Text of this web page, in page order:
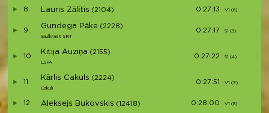
8. Lauris Zālītis (2104) 0:27:13 V1 (6)
9.
Gundega Pāķe (2228)
Saulkrasti SRT
0:27:17 S1 (3)
10.
Kitija Auziņa (2155)
LSPA
0:27:22 S1 (4)
11.
Kārlis Cakuls (2224)
Cakuli
0:27:51 V1 (7)
12. Aleksejs Bukovskis (12418) 0:28:00 V1 (8)